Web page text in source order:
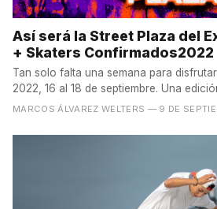
Así será la Street Plaza del
+ Skaters Confirmados2022
Tan solo falta una semana para
2022, 16 al 18 de
MARCOS ÁLVAREZ WELTERS — 9 DE